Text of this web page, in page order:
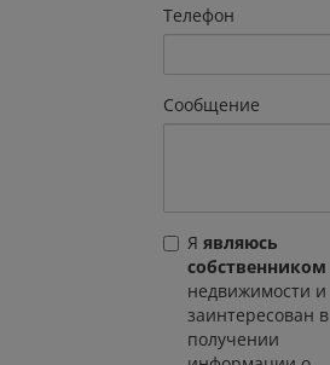
Телефон
Сообщение
Я являюсь
собственником
недвижимости и
заинтересован в
получении